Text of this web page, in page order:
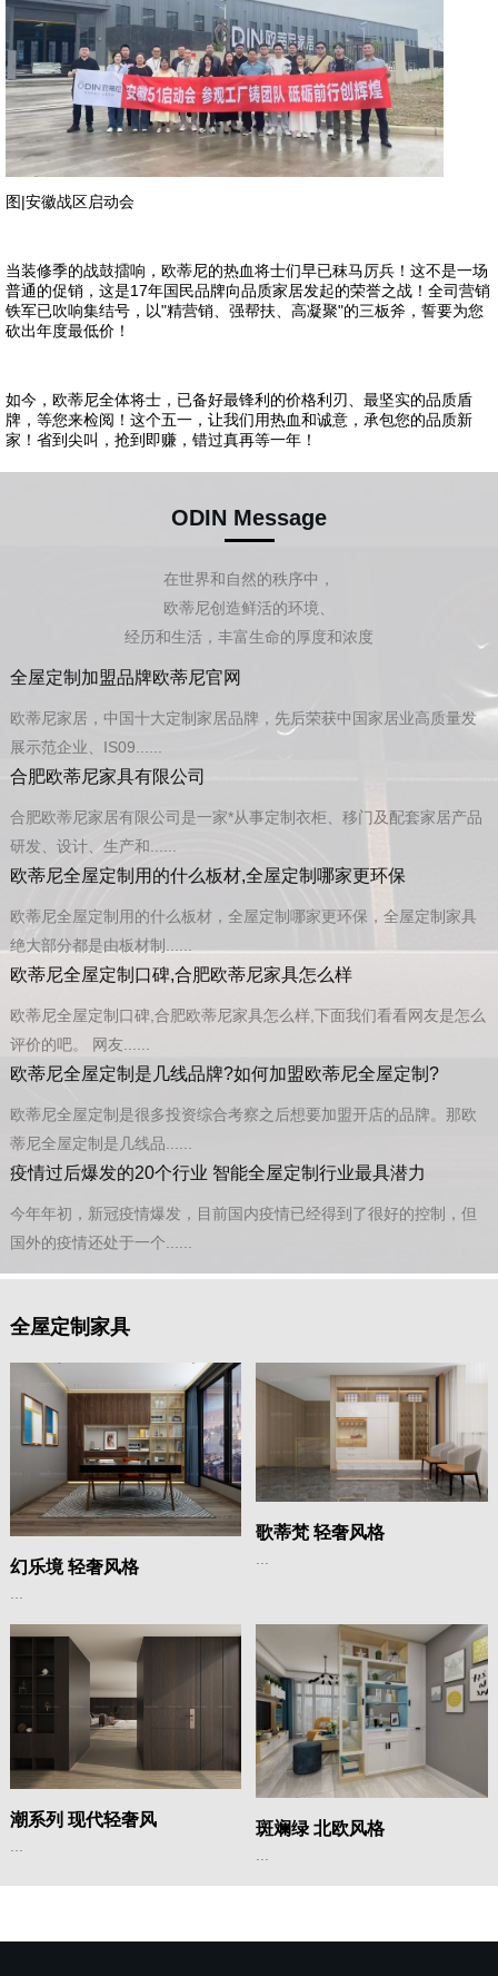
图|安徽战区启动会
当装修季的战鼓擂响，欧蒂尼的热血将士们早已秣马厉兵！这不是一场
普通的促销，这是17年国民品牌向品质家居发起的荣誉之战！全司营销
铁军已吹响集结号，以"精营销、强帮扶、高凝聚"的三板斧，誓要为您
砍出年度最低价！
如今，欧蒂尼全体将士，已备好最锋利的价格利刃、最坚实的品质盾
牌，等您来检阅！这个五一，让我们用热血和诚意，承包您的品质新
家！省到尖叫，抢到即赚，错过真再等一年！
全屋定制加盟品牌欧蒂尼官网
欧蒂尼家居，中国十大定制家居品牌，先后荣获中国家居业高质量发
展示范企业、IS09......
合肥欧蒂尼家具有限公司
合肥欧蒂尼家居有限公司是一家*从事定制衣柜、移门及配套家居产品
研发、设计、生产和......
欧蒂尼全屋定制用的什么板材,全屋定制哪家更环保
欧蒂尼全屋定制用的什么板材，全屋定制哪家更环保，全屋定制家具
绝大部分都是由板材制......
欧蒂尼全屋定制口碑,合肥欧蒂尼家具怎么样
欧蒂尼全屋定制口碑,合肥欧蒂尼家具怎么样,下面我们看看网友是怎么
评价的吧。 网友......
欧蒂尼全屋定制是几线品牌?如何加盟欧蒂尼全屋定制?
欧蒂尼全屋定制是很多投资综合考察之后想要加盟开店的品牌。那欧
蒂尼全屋定制是几线品......
疫情过后爆发的20个行业 智能全屋定制行业最具潜力
今年年初，新冠疫情爆发，目前国内疫情已经得到了很好的控制，但
国外的疫情还处于一个......
ODIN Message
在世界和自然的秩序中，
欧蒂尼创造鲜活的环境、
经历和生活，丰富生命的厚度和浓度
全屋定制家具
幻乐境 轻奢风格
歌蒂梵 轻奢风格
潮系列 现代轻奢风
...
斑斓绿 北欧风格